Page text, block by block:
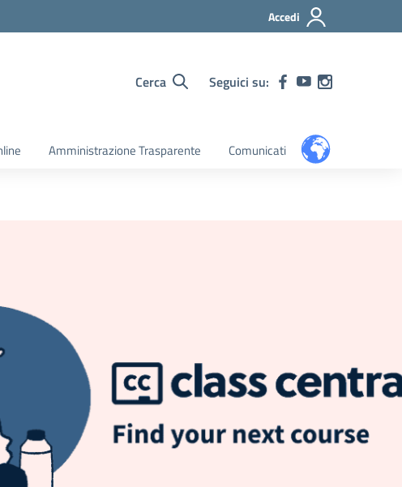
Accedi
Cerca Seguici su:
Amministrazione Trasparente Comunicati